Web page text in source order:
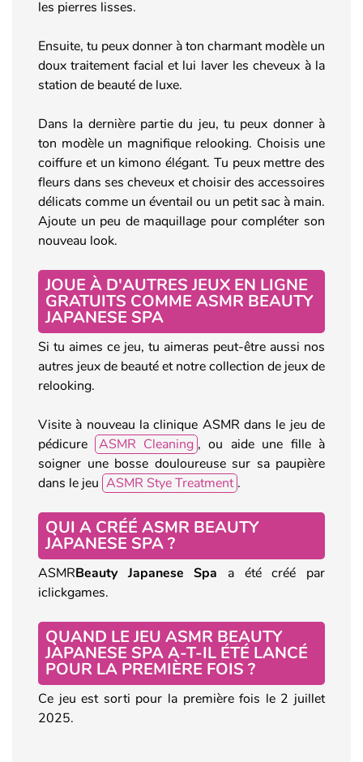
les pierres lisses.
Ensuite, tu peux donner à ton charmant modèle un
doux traitement facial et lui laver les cheveux à la
station de beauté de luxe.
Dans la dernière partie du jeu, tu peux donner à
ton modèle un magnifique relooking. Choisis une
coiffure et un kimono élégant. Tu peux mettre des
fleurs dans ses cheveux et choisir des accessoires
délicats comme un éventail ou un petit sac à main.
Ajoute un peu de maquillage pour compléter son
nouveau look.
JOUE À D'AUTRES JEUX EN LIGNE
GRATUITS COMME ASMR BEAUTY
JAPANESE SPA
Si tu aimes ce jeu, tu aimeras peut-être aussi nos
autres jeux de beauté et notre collection de jeux de
relooking.
Visite à nouveau la clinique ASMR dans le jeu de
pédicure
ASMR Cleaning , ou aide une fille à
soigner une bosse douloureuse sur sa paupière
dans le jeu ASMR Stye Treatment .
QUI A CRÉÉ ASMR BEAUTY
JAPANESE SPA ?
ASMRBeauty Japanese Spa a été créé par
iclickgames.
QUAND LE JEU ASMR BEAUTY
JAPANESE SPA A-T-IL ÉTÉ LANCÉ
POUR LA PREMIÈRE FOIS ?
Ce jeu est sorti pour la première fois le 2 juillet
2025.